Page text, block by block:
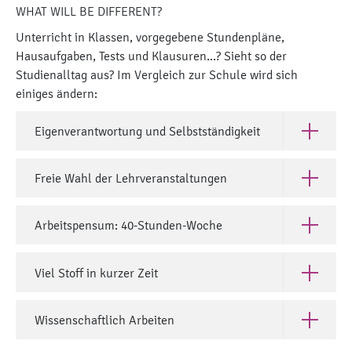
WHAT WILL BE DIFFERENT?
Unterricht in Klassen, vorgegebene Stundenpläne,
Hausaufgaben, Tests und Klausuren...? Sieht so der
Studienalltag aus? Im Vergleich zur Schule wird sich
einiges ändern:
Eigenverantwortung und Selbstständigkeit Open
Freie Wahl der Lehrveranstaltungen Open
Arbeitspensum: 40-Stunden-Woche Open
Viel Stoff in kurzer Zeit Open
Wissenschaftlich Arbeiten Open